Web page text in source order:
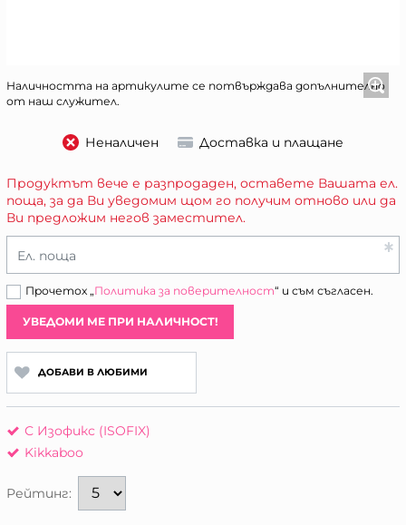
Наличността на артикулите се потвърждава допълнително
от наш служител.
Неналичен Доставка и плащане
Продуктът вече е разпродаден, оставете Вашата ел.
поща, за да Ви уведомим щом го получим отново или да
Ви предложим негов заместител.
Ел. поща
Прочетох „Политика за поверителност“ и съм съгласен.
УВЕДОМИ МЕ ПРИ НАЛИЧНОСТ!
ДОБАВИ В ЛЮБИМИ
С Изофикс (ISOFIX)
Kikkaboo
Рейтинг: